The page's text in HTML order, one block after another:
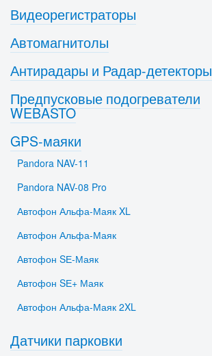
Видеорегистраторы
Автомагнитолы
Антирадары и Радар-детекторы
Предпусковые подогреватели
WEBASTO
GPS-маяки
Pandora NAV-11
Pandora NAV-08 Pro
Автофон Альфа-Маяк XL
Автофон Альфа-Маяк
Автофон SЕ-Маяк
Автофон SЕ+ Маяк
Автофон Альфа-Маяк 2XL
Датчики парковки